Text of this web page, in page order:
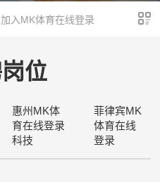
加入MK体育在线登录
位
惠州MK体
育在线登录
科技
菲律宾MK
体育在线
登录